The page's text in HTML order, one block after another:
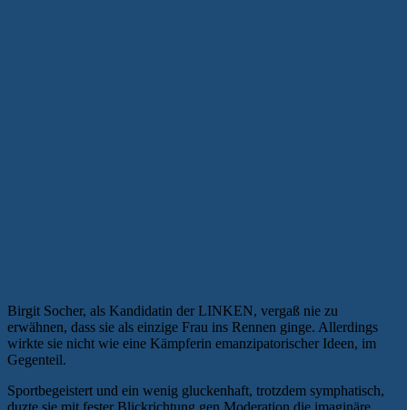
Birgit Socher, als Kandidatin der LINKEN, vergaß nie zu
erwähnen, dass sie als einzige Frau ins Rennen ginge. Allerdings
wirkte sie nicht wie eine Kämpferin emanzipatorischer Ideen, im
Gegenteil.
Sportbegeistert und ein wenig gluckenhaft, trotzdem symphatisch,
duzte sie mit fester Blickrichtung gen Moderation die imaginäre